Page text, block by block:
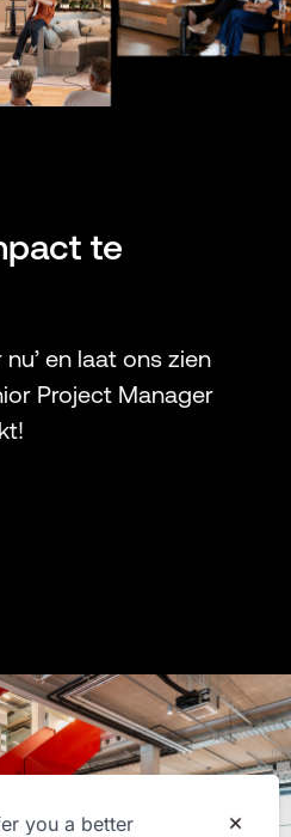
te
en laat ons zien
Project Manager
you a better